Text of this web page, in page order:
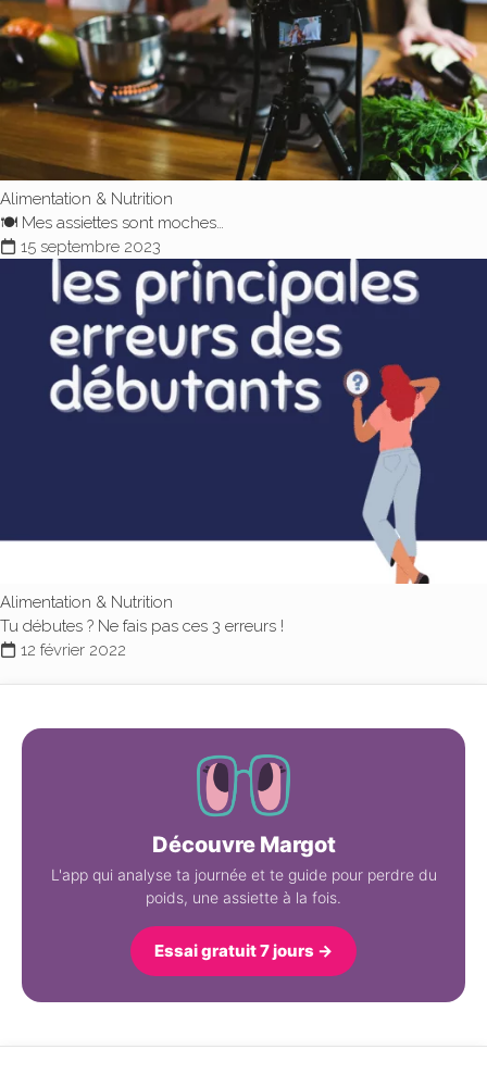
Alimentation & Nutrition
🍽️ Mes assiettes sont moches…
15 septembre 2023
Alimentation & Nutrition
Tu débutes ? Ne fais pas ces 3 erreurs !
12 février 2022
Découvre Margot
L'app qui analyse ta journée et te guide pour perdre du
poids, une assiette à la fois.
Essai gratuit 7 jours →